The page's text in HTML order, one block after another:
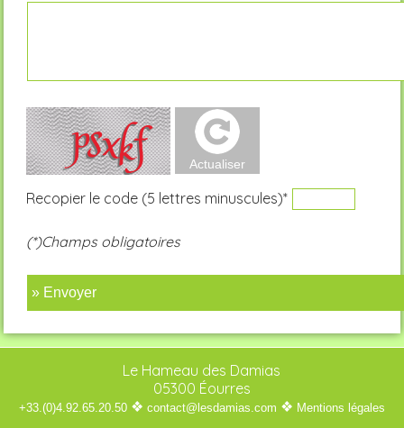
Recopier le code (5 lettres minuscules)*
(*)Champs obligatoires
» Envoyer
Le Hameau des Damias
05300 Éourres
+33.(0)4.92.65.20.50 ❖ contact@lesdamias.com ❖ Mentions légales